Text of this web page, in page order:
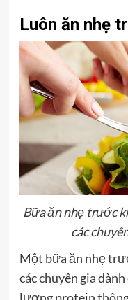
Luôn ăn nhẹ
Bữa ăn nhẹ trước
các
Một bữa ăn nhẹ
các chuyên gia